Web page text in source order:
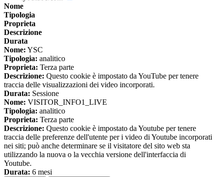
Nome
Tipologia
Proprieta
Descrizione
Durata
Nome: YSC
Tipologia: analitico
Proprieta: Terza parte
Descrizione: Questo cookie è impostato da YouTube per tenere
traccia delle visualizzazioni dei video incorporati.
Durata: Sessione
Nome: VISITOR_INFO1_LIVE
Tipologia: analitico
Proprieta: Terza parte
Descrizione: Questo cookie è impostato da Youtube per tenere
traccia delle preferenze dell'utente per i video di Youtube incorporati
nei siti; può anche determinare se il visitatore del sito web sta
utilizzando la nuova o la vecchia versione dell'interfaccia di
Youtube.
Durata: 6 mesi